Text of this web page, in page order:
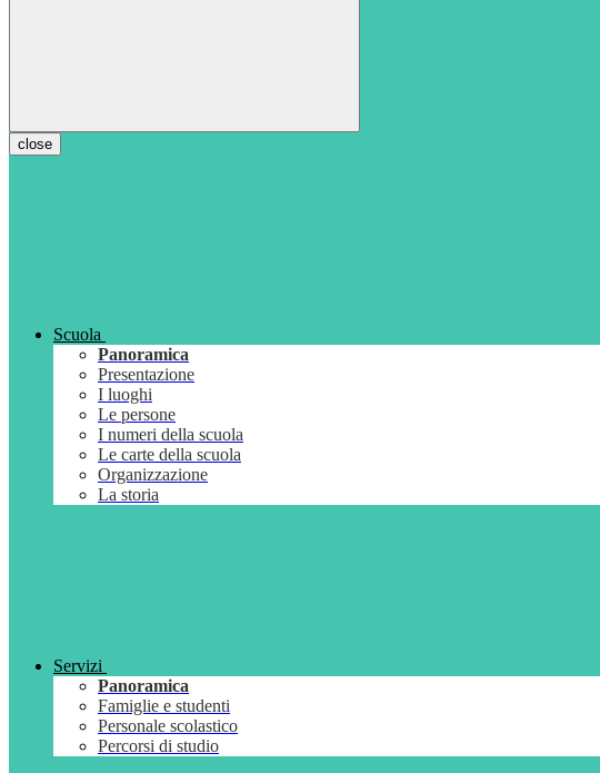
close
Scuola
Panoramica
Presentazione
I luoghi
Le persone
I numeri della scuola
Le carte della scuola
Organizzazione
La storia
Servizi
Panoramica
Famiglie e studenti
Personale scolastico
Percorsi di studio